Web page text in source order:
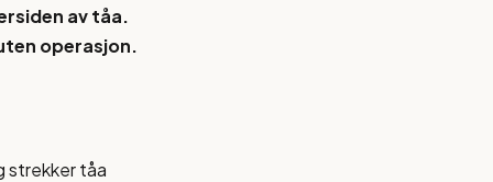
av tåa.
operasjon.
strekker tåa